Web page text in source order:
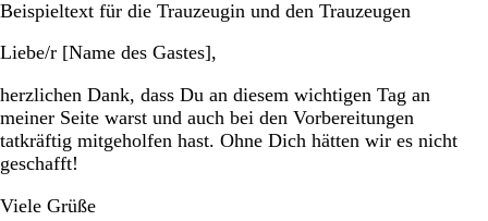
Beispieltext für die Trauzeugin und den Trauzeugen
Liebe/r [Name des Gastes],
herzlichen Dank, dass Du an diesem wichtigen Tag an
meiner Seite warst und auch bei den Vorbereitungen
tatkräftig mitgeholfen hast. Ohne Dich hätten wir es nicht
geschafft!
Viele Grüße